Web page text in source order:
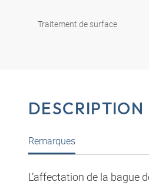
Traitement de surface
Remarques
L’affectation de la bague